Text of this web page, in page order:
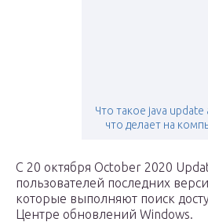
Что такое java update
что делает на
С 20 октября October 2020
пользователей последних
которые выполняют поиск
Центре обновлений Windows.